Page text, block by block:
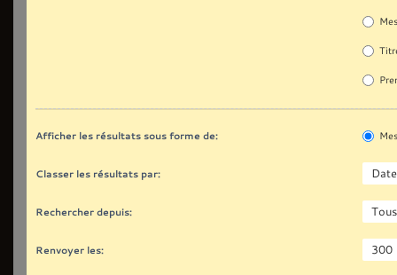
Afficher les résultats sous forme de:
Classer les résultats par:
Rechercher depuis:
Renvoyer les: